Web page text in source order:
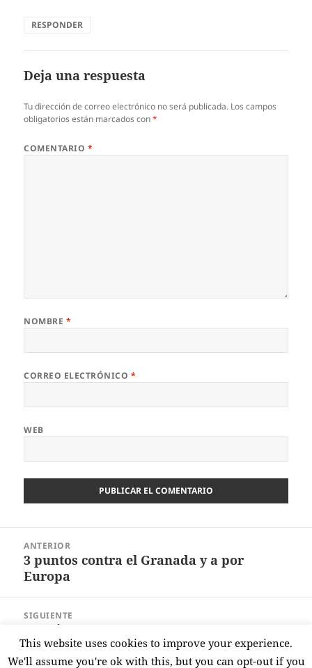
RESPONDER
Deja una respuesta
Tu dirección de correo electrónico no será publicada. Los campos
obligatorios están marcados con*
COMENTARIO *
NOMBRE *
CORREO ELECTRÓNICO *
WEB
entradas
ANTERIOR
Entrada
anterior:
3 puntos contra el Granada y a por
Europa
SIGUIENTE
Entrada
siguiente:
Poco juego pero 3 puntos más en la
Catedral
This website uses cookies to improve your experience.
We'll assume you're ok with this, but you can opt-out if you